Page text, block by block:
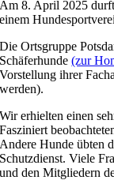
Am 8. April 2025
einem
Die Ortsgruppe
Schäferhunde(zur
Vorstellung ihrer
werden).
Wir erhielten einen
Fasziniert
Andere Hunde übten
Schutzdienst. Viele
und den Mitgliedern